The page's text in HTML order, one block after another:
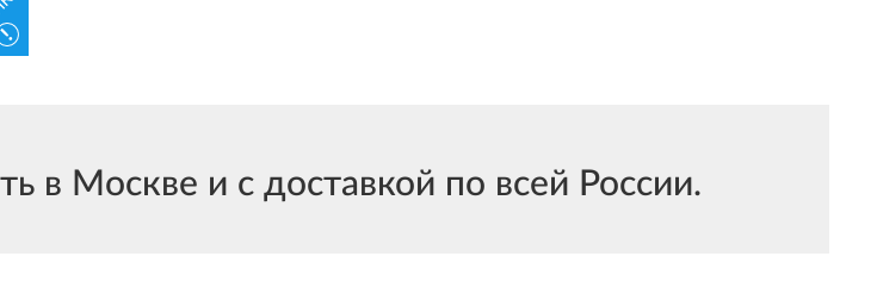
-
Москве и с доставкой по всей России.